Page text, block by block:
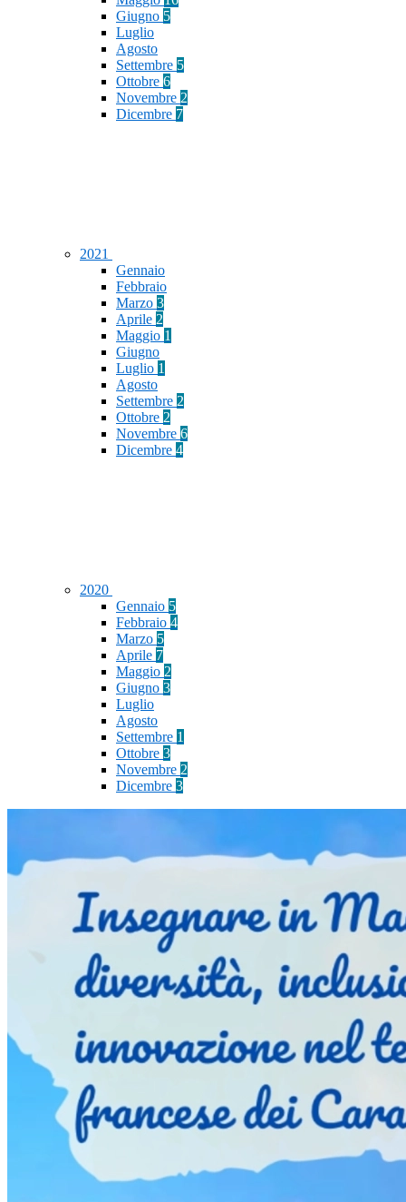
Giugno 5
Luglio
Agosto
Settembre 5
Ottobre 6
Novembre 2
Dicembre 7
2021
Gennaio
Febbraio
Marzo 3
Aprile 2
Maggio 1
Giugno
Luglio 1
Agosto
Settembre 2
Ottobre 2
Novembre 6
Dicembre 4
2020
Gennaio 5
Febbraio 4
Marzo 5
Aprile 7
Maggio 2
Giugno 3
Luglio
Agosto
Settembre 1
Ottobre 3
Novembre 2
Dicembre 3